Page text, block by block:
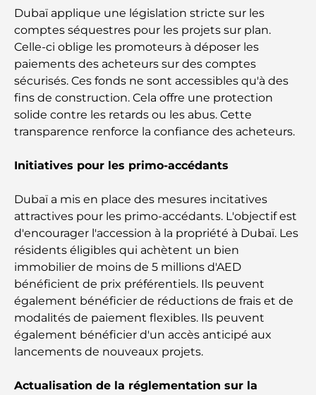
Guide des salles de sport de Damac Hills : Les
meilleures options de remise en forme à Damac
Hills et aux alentours
Les meilleurs centres commerciaux de Dubaï pour
le shopping et les loisirs
Que faire au DIFC : explorez le quartier le plus
dynamique de Dubaï
Cartes de crédit aux Émirats arabes unis : un guide
Hôpital du DIFC : des soins médicaux de classe
mondiale à Dubaï
Rarest Car in the World: Automotive Legends
Beyond Price
Salles de sport au DIFC : quand le fitness
rencontre le style de vie professionnel
un guide pour les investisseurs modernes
Dubaï applique une législation stricte sur les
comptes séquestres pour les projets sur plan.
Celle-ci oblige les promoteurs à déposer les
paiements des acheteurs sur des comptes
sécurisés. Ces fonds ne sont accessibles qu'à des
fins de construction. Cela offre une protection
solide contre les retards ou les abus. Cette
transparence renforce la confiance des acheteurs.
Initiatives pour les primo-accédants
Dubaï a mis en place des mesures incitatives
attractives pour les primo-accédants. L'objectif est
d'encourager l'accession à la propriété à Dubaï. Les
résidents éligibles qui achètent un bien
immobilier de moins de 5 millions d'AED
bénéficient de prix préférentiels. Ils peuvent
également bénéficier de réductions de frais et de
modalités de paiement flexibles. Ils peuvent
également bénéficier d'un accès anticipé aux
lancements de nouveaux projets.
Actualisation de la réglementation sur la